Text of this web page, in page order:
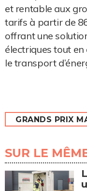
et rentable aux
tarifs à partir de
offrant une
électriques tout
le transport
GRANDS PRIX
SUR LE